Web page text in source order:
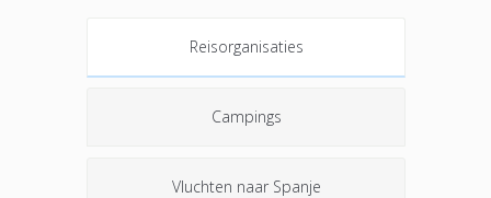
Reisorganisaties
Campings
Vluchten naar Spanje